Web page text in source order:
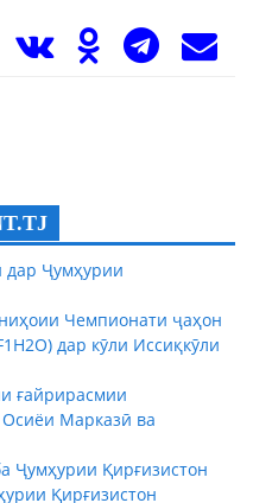
Ҷумҳурии
Чемпионати ҷаҳон
дар кӯли Иссиқкӯли
ғайрирасмии
Марказӣ ва
Ҷумҳурии Қирғизистон
Қирғизистон